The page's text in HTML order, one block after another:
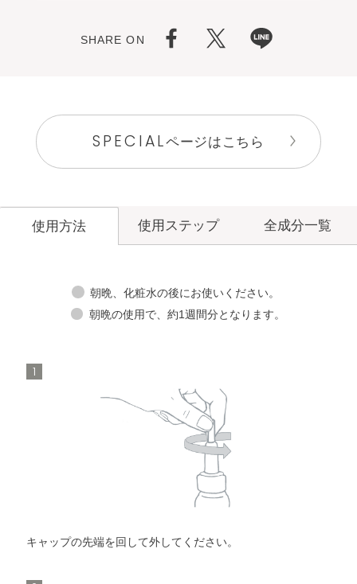
SHARE ON
SPECIALページはこちら
使用方法
朝晩、化粧水の後にお使いください。
朝晩の使用で、約1週間分となります。
1
キャップの先端を回して外してください。
使用ステップ
角層ケア
セラムオプティマイザー
全成分一覧